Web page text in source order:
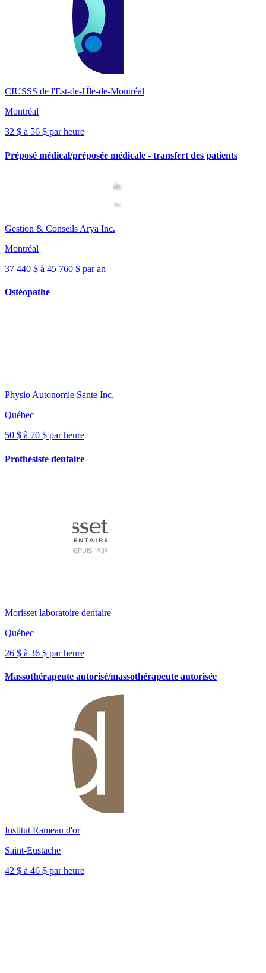
CIUSSS de l'Est-de-l'Île-de-Montréal
Montréal
32 $ à 56 $ par heure
Préposé médical/préposée médicale - transfert des patients
Gestion & Conseils Arya Inc.
Montréal
37 440 $ à 45 760 $ par an
Ostéopathe
Physio Autonomie Sante Inc.
Québec
50 $ à 70 $ par heure
Prothésiste dentaire
Morisset laboratoire dentaire
Québec
26 $ à 36 $ par heure
Massothérapeute autorisé/massothérapeute autorisée
Institut Rameau d'or
Saint-Eustache
42 $ à 46 $ par heure